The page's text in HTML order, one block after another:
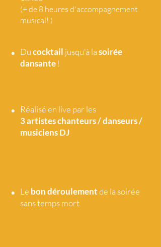
(+ de 8 heures d'accompagnement
musical! )
• Ducocktail jusqu'à lasoirée
dansante !
•
Réalisé en live par les
3 artisteschanteurs / danseurs /
musiciens DJ
• Le bon déroulementde la soirée
sans temps mort